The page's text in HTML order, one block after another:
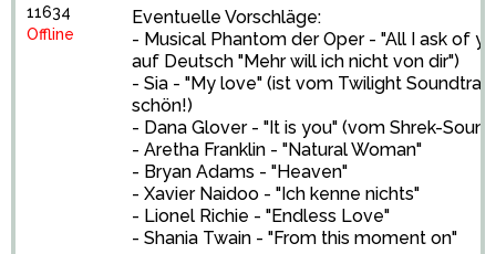
11634
Offline
Eventuelle Vorschläge:
- Musical Phantom der Oper - "All I ask of
auf Deutsch "Mehr will ich nicht von dir")
- Sia - "My love" (ist vom Twilight
schön!)
- Dana Glover - "It is you" (vom Shrek-
- Aretha Franklin - "Natural Woman"
- Bryan Adams - "Heaven"
- Xavier Naidoo - "Ich kenne nichts"
- Lionel Richie - "Endless Love"
- Shania Twain - "From this moment on"